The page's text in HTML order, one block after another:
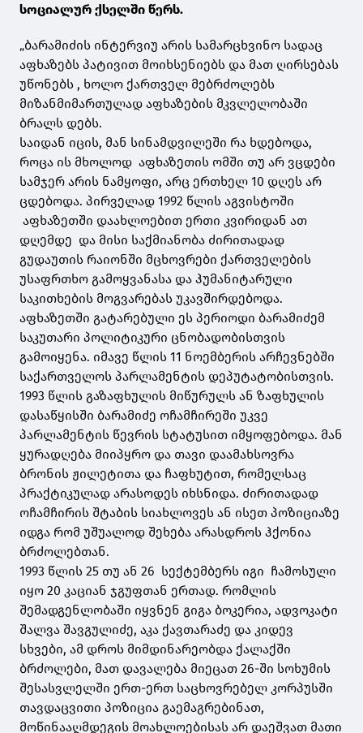
სოციალურ ქსელში წერს.
„ბარამიძის ინტერვიუ არის სამარცხვინო სადაც
აფხაზებს პატივით მოიხსენიებს და მათ ღირსებას
უწონებს , ხოლო ქართველ მებრძოლებს
მიზანმიმართულად აფხაზების მკვლელობაში
ბრალს დებს.
საიდან იცის, მან სინამდვილეში რა ხდებოდა,
როცა ის მხოლოდ აფხაზეთის ომში თუ არ ვცდები
სამჯერ არის ნამყოფი, არც ერთხელ 10 დღეს არ
ცდებოდა. პირველად 1992 წლის აგვისტოში
აფხაზეთში დაახლოებით ერთი კვირიდან ათ
დღემდე და მისი საქმიანობა ძირითადად
გუდაუთის რაიონში მცხოვრები ქართველების
უსაფრთხო გამოყვანასა და ჰუმანიტარული
საკითხების მოგვარებას უკავშირდებოდა.
აფხაზეთში გატარებული ეს პერიოდი ბარამიძემ
საკუთარი პოლიტიკური ცნობადობისთვის
გამოიყენა. იმავე წლის 11 ნოემბერის არჩევნებში
საქართველოს პარლამენტის დეპუტატობისთვის.
1993 წლის გაზაფხულის მიწურულს ან ზაფხულის
დასაწყისში ბარამიძე ოჩამჩირეში უკვე
პარლამენტის წევრის სტატუსით იმყოფებოდა. მან
ყურადღება მიიპყრო და თავი დაამახსოვრა
ბრონის ჟილეტითა და ჩაფხუტით, რომელსაც
პრაქტიკულად არასოდეს იხსნიდა. ძირითადად
ოჩამჩირის შტაბის სიახლოვეს ან ისეთ პოზიციაზე
იდგა რომ უშუალოდ შეხება არასდროს ჰქონია
ბრძოლებთან.
1993 წლის 25 თუ ან 26 სექტემბერს იგი ჩამოსული
იყო 20 კაციან ჯგუფთან ერთად. რომლის
შემადგენლობაში იყვნენ გიგა ბოკერია, ადვოკატი
შალვა შავგულიძე, აკა ქავთარაძე და კიდევ
სხვები, ამ დროს მიმდინარეობდა ქალაქში
ბრძოლები, მათ დავალება მიეცათ 26-ში სოხუმის
შესასვლელში ერთ-ერთ საცხოვრებელ კორპუსში
თავდაცვითი პოზიცია გაემაგრებინათ,
მოწინააღმდეგის მოახლოებისას არ დაეშვათ მათი